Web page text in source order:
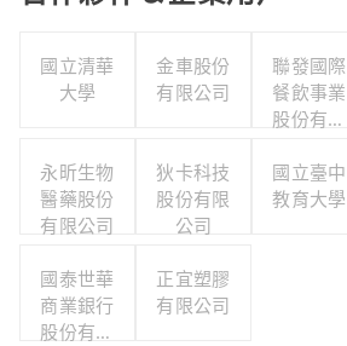
國立清華
大學
金車股份
有限公司
聯發國際
餐飲事業
股份有限
永昕生物
醫藥股份
有限公司
狄卡科技
股份有限
公司
國立臺中
教育大學
國泰世華
商業銀行
股份有限
正宜塑膠
有限公司